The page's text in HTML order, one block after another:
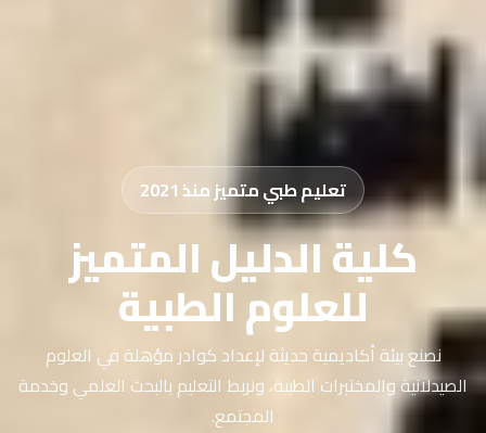
تعليم طبي متميز منذ 2021
كلية الدليل المتميز
للعلوم الطبية
نصنع بيئة أكاديمية حديثة لإعداد كوادر مؤهلة في العلوم
الصيدلانية والمختبرات الطبية، ونربط التعليم بالبحث العلمي وخدمة
المجتمع.